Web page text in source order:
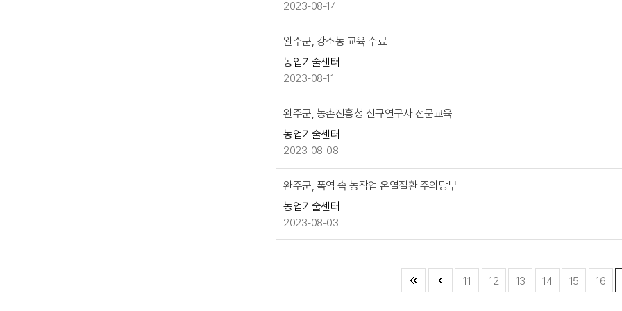
을
제
공
2023-08-14
완주군, 강소농 교육 수료
농업기술센터
2023-08-11
완주군, 농촌진흥청 신규연구사 전문교육
농업기술센터
2023-08-08
완주군, 폭염 속 농작업 온열질환 주의당부
농업기술센터
2023-08-03
11 12 13 14 15 16